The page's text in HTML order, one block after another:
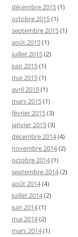
décembre 2015(1)
octobre 2015(1)
septembre 2015(1)
août 2015(1)
juillet 2015(2)
juin 2015(1)
mai 2015(1)
avril 2015(1)
mars 2015(1)
février 2015(3)
janvier 2015(3)
décembre 2014(4)
novembre 2014(2)
octobre 2014(1)
septembre 2014(2)
août 2014(4)
juillet 2014(2)
juin 2014(1)
mai 2014(2)
mars 2014(1)